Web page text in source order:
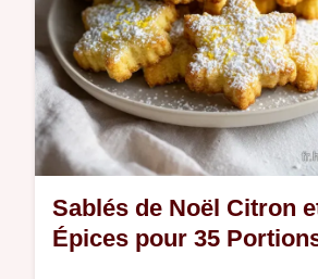
Sablés de Noël Citron
Épices pour 35